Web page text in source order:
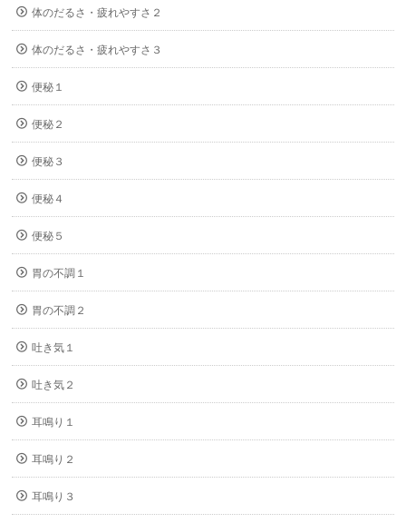
体のだるさ・疲れやすさ２
体のだるさ・疲れやすさ３
便秘１
便秘２
便秘３
便秘４
便秘５
胃の不調１
胃の不調２
吐き気１
吐き気２
耳鳴り１
耳鳴り２
耳鳴り３